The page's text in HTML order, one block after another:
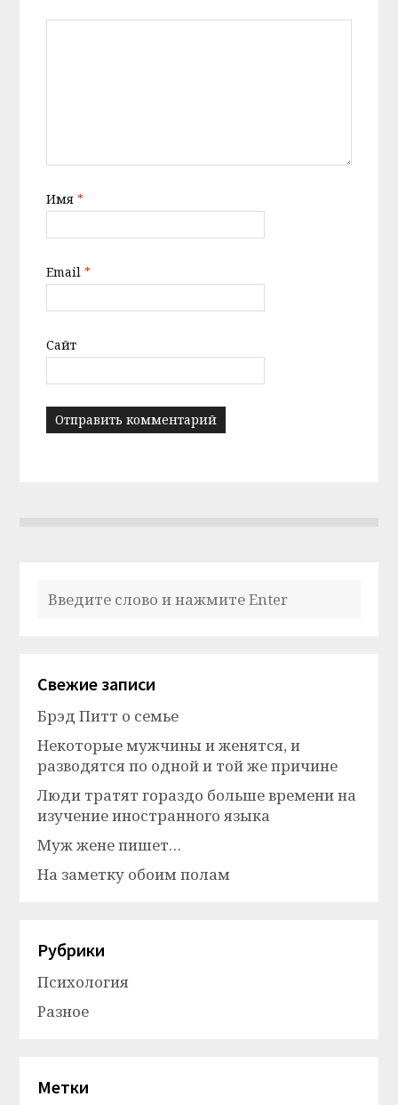
Имя*
Email*
Сайт
Свежие записи
Брэд Питт о семье
Некоторые мужчины и женятся, и
разводятся по одной и той же причине
Люди тратят гораздо больше времени на
изучение иностранного языка
Муж жене пишет…
На заметку обоим полам
Рубрики
Психология
Разное
Метки